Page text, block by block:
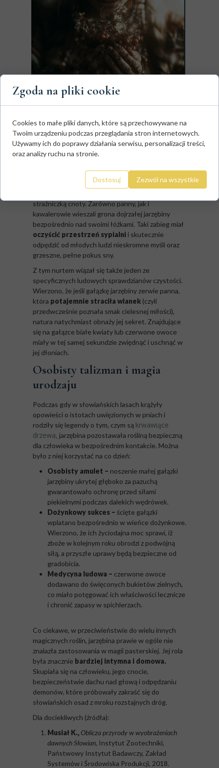
Jarzębina odgrywała również rolę w słowiańskiej
obyczajowości miłosnej i młodzieńczej. Jej białe
kwiatysymbolizowały absolutną niewinność,
młodzieńczymi rumieńcami i dziewczęcą urodą.
strażniczką cnoty. Zarówno panny, jak i
kawalerowie wieszali grona dojrzałej jarzębiny
bezpośrednio nad swoimi łóżkami. Taki zabieg miał
oczyścić przestrzeń sypialni i skutecznie
odpędzić od młodych ludzi nieskromne myśli oraz
grzeszne, pełne pokus sny.
Z tym nurtem wiązał się także jeden ze
specyficznych ludowych sprawdzianów czystości.
Wierzono, że jeśli gałązkę jarzębiny zerwie panna,
która potajemnie straciła wianek (czyli
przedwcześnie poznała smak cielesnej miłości),
natura natychmiast obnaży jej sekret. Znajdujące
się na gałązce białe kwiaty lub czerwone owoce
miały w tej samej sekundzie zwiędnąć i uschnąć w
jej dłoniach.
Osobisty talizman i magia
urodzaju
Podczas gdy w słowiańskich lasach krążyły
opowieści o istotach uwięzionych w pniach i
rodziły się legendy o tym, czym są krwawiące
drzewa, jarzębina pozostawała rośliną bezpieczną
dla człowieka w bezpośrednim kontakcie. Można
było z niej korzystać na co dzień:
Osobisty amulet – noszenie małej gałązki
jarzębiny ukrytej głęboko za pazuchą
gwarantowało ochronę przed siłami
piekielnymi podczas dalekich wędrówek.
Dożynkowy sukces – ścięte gałązki
wplatano bezpośrednio w wieńce dożynkowe.
Wierzono, że ich życiodajna moc sprawi, iż
zboże w kolejnym roku obrodzi z podwójną
siłą, a przyszłe uprawy będą bezpieczne od
gradobicia.
Medycyna ludowa – czerwone owoce
dodawano do święconych bukietów zielnych,
co miało potęgować ich właściwości lecznicze
i chronić zapasy w spichlerzach.
Co ciekawe, w przeciwieństwie do wielu innych
magicznych roślin, jarzębina prawie w ogóle nie
znalazła zastosowania w magii pasterskiej. Jej rola
była znacznie bardziej intymna i domowa.
Skupiała się na człowieku, jego cnocie,
bezpieczeństwie dachu nad głową i odpędzaniu
demonów, które próbowały zakraść się do
słowiańskich osad z mroku rozstajnych dróg.
Dla dociekliwych (źródła):
Musiał K., Oblicza przyrody w wyobrażeniach
dawnych Słowian, Instytut Zootechniki,
Państwowy Instytut Badawczy, Zakład
Systemów i Środowiska Produkcji, 2018.
Zgoda na pliki cookie
Cookies to małe pliki danych, które są przechowywane na
Twoim urządzeniu podczas przeglądania stron internetowych.
Używamy ich do poprawy działania serwisu, personalizacji treści,
oraz analizy ruchu na stronie.
Dostosuj Zezwól na wszystkie